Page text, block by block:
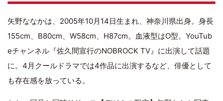
矢野ななかは、2005年10月14日生まれ、神奈川県出身。身長
155cm、B80cm、W58cm、H87cm。血液型はO型。YouTub
eチャンネル『佐久間宣行のNOBROCK TV』に出演して話題
に。4月クールドラマでは4作品に出演するなど、俳優として
も存在感を放っている。